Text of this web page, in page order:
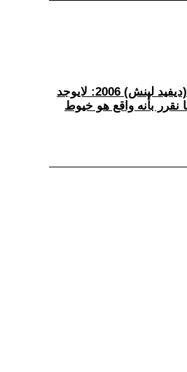
(34) امبراطورية الداخل (ديفيد لينش) 2006: لايوجد
نقرر بأنه واقع هو خيوط